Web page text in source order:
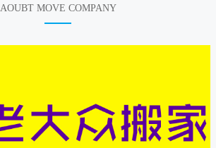
AOUBT MOVE COMPANY